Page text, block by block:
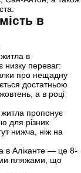
в
в
низку переваг:
про нещадну
достатньою
а в році
житла пропонує
для різних
нижча, ніж на
в Аліканте — це 8-
пляжами, що